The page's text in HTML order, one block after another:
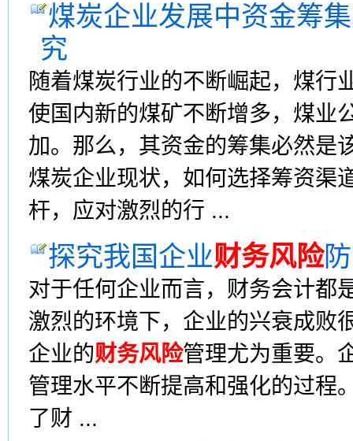
煤炭企业发展中资金筹
究
随着煤炭行业的不断崛起，煤行
使国内新的煤矿不断增多，煤业
加。那么，其资金的筹集必然是
煤炭企业现状，如何选择筹资渠
杆，应对激烈的行 ...
探究我国企业财务风险
对于任何企业而言，财务会计都
激烈的环境下，企业的兴衰成败
企业的财务风险管理尤为重要。
管理水平不断提高和强化的过程
了财 ...